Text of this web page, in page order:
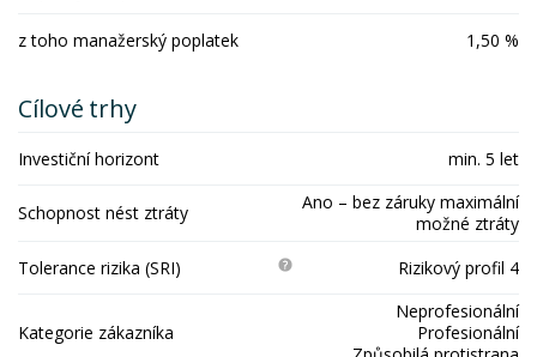
z toho manažerský poplatek 1,50 %
Cílové trhy
Investiční horizont min. 5 let
Schopnost nést ztráty
Ano – bez záruky maximální
možné ztráty
Tolerance rizika (SRI)
Rizikový profil 4
Kategorie zákazníka
Neprofesionální
Profesionální